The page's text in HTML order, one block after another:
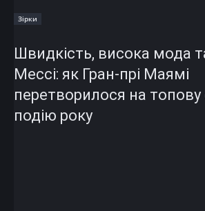
Зірки
Швидкість, висока мода
Мессі: як Гран-прі Маямі
перетворилося на топову
подію року